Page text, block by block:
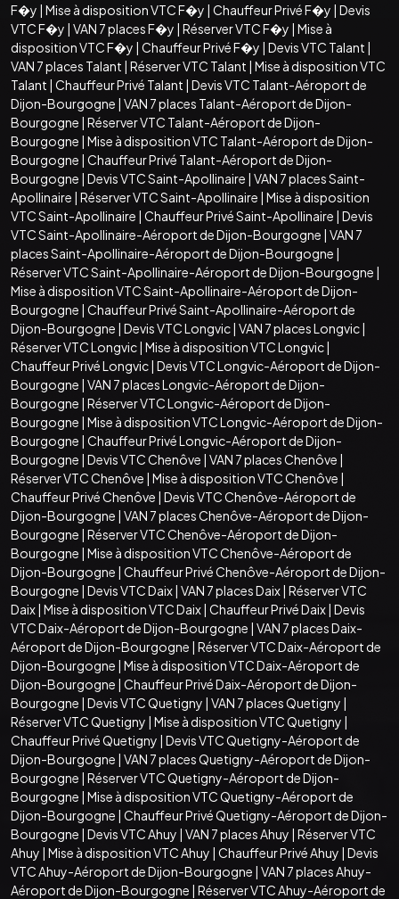
F�y | Mise à disposition VTC F�y | Chauffeur Privé F�y | Devis
VTC F�y | VAN 7 places F�y | Réserver VTC F�y | Mise à
disposition VTC F�y | Chauffeur Privé F�y | Devis VTC Talant |
VAN 7 places Talant | Réserver VTC Talant | Mise à disposition VTC
Talant | Chauffeur Privé Talant | Devis VTC Talant-Aéroport de
Dijon-Bourgogne | VAN 7 places Talant-Aéroport de Dijon-
Bourgogne | Réserver VTC Talant-Aéroport de Dijon-
Bourgogne | Mise à disposition VTC Talant-Aéroport de Dijon-
Bourgogne | Chauffeur Privé Talant-Aéroport de Dijon-
Bourgogne | Devis VTC Saint-Apollinaire | VAN 7 places Saint-
Apollinaire | Réserver VTC Saint-Apollinaire | Mise à disposition
VTC Saint-Apollinaire | Chauffeur Privé Saint-Apollinaire | Devis
VTC Saint-Apollinaire-Aéroport de Dijon-Bourgogne | VAN 7
places Saint-Apollinaire-Aéroport de Dijon-Bourgogne |
Réserver VTC Saint-Apollinaire-Aéroport de Dijon-Bourgogne |
Mise à disposition VTC Saint-Apollinaire-Aéroport de Dijon-
Bourgogne | Chauffeur Privé Saint-Apollinaire-Aéroport de
Dijon-Bourgogne | Devis VTC Longvic| VAN 7 places Longvic|
Réserver VTC Longvic| Mise à disposition VTC Longvic|
Chauffeur Privé Longvic| Devis VTC Longvic-Aéroport de Dijon-
Bourgogne | VAN 7 places Longvic-Aéroport de Dijon-
Bourgogne | Réserver VTC Longvic-Aéroport de Dijon-
Bourgogne | Mise à disposition VTC Longvic-Aéroport de Dijon-
Bourgogne | Chauffeur Privé Longvic-Aéroport de Dijon-
Bourgogne | Devis VTC Chenôve | VAN 7 places Chenôve |
Réserver VTC Chenôve | Mise à disposition VTC Chenôve |
Chauffeur Privé Chenôve | Devis VTC Chenôve-Aéroport de
Dijon-Bourgogne | VAN 7 places Chenôve-Aéroport de Dijon-
Bourgogne | Réserver VTC Chenôve-Aéroport de Dijon-
Bourgogne | Mise à disposition VTC Chenôve-Aéroport de
Dijon-Bourgogne | Chauffeur Privé Chenôve-Aéroport de Dijon-
Bourgogne | Devis VTC Daix| VAN 7 places Daix| Réserver VTC
Daix| Mise à disposition VTC Daix| Chauffeur Privé Daix| Devis
VTC Daix-Aéroport de Dijon-Bourgogne | VAN 7 places Daix-
Aéroport de Dijon-Bourgogne | Réserver VTC Daix-Aéroport de
Dijon-Bourgogne | Mise à disposition VTC Daix-Aéroport de
Dijon-Bourgogne | Chauffeur Privé Daix-Aéroport de Dijon-
Bourgogne | Devis VTC Quetigny | VAN 7 places Quetigny |
Réserver VTC Quetigny | Mise à disposition VTC Quetigny |
Chauffeur Privé Quetigny | Devis VTC Quetigny-Aéroport de
Dijon-Bourgogne | VAN 7 places Quetigny-Aéroport de Dijon-
Bourgogne | Réserver VTC Quetigny-Aéroport de Dijon-
Bourgogne | Mise à disposition VTC Quetigny-Aéroport de
Dijon-Bourgogne | Chauffeur Privé Quetigny-Aéroport de Dijon-
Bourgogne | Devis VTC Ahuy | VAN 7 places Ahuy | Réserver VTC
Ahuy | Mise à disposition VTC Ahuy | Chauffeur Privé Ahuy | Devis
VTC Ahuy-Aéroport de Dijon-Bourgogne | VAN 7 places Ahuy-
Aéroport de Dijon-Bourgogne | Réserver VTC Ahuy-Aéroport de